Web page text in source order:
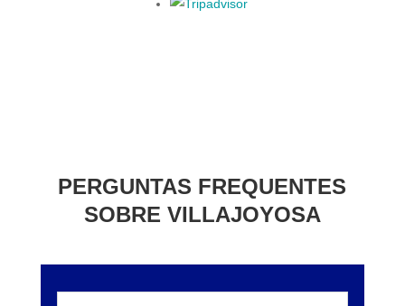
PERGUNTAS FREQUENTES
SOBRE VILLAJOYOSA